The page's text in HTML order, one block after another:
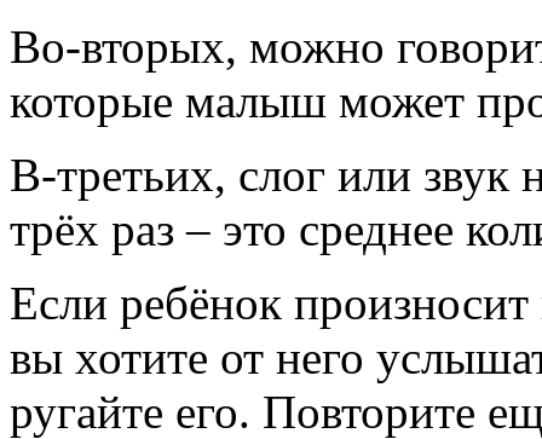
Во-вторых, можно
которые малыш может
В-третьих, слог или звук
трёх раз – это среднее
Если ребёнок произносит
вы хотите от него
ругайте его. Повторите